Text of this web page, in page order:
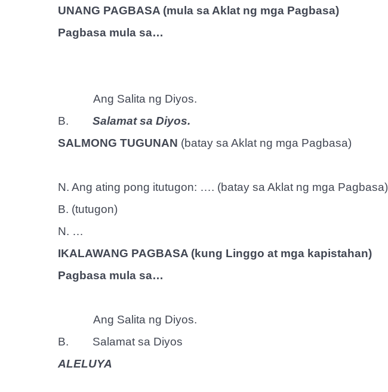
UNANG PAGBASA (mula sa Aklat ng mga Pagbasa)
Pagbasa mula sa…
Ang Salita ng Diyos.
B.
Salamat sa Diyos.
SALMONG TUGUNAN (batay sa Aklat ng mga Pagbasa)
N. Ang ating pong itutugon: …. (batay sa Aklat ng mga Pagbasa)
B. (tutugon)
N. …
IKALAWANG PAGBASA (kung Linggo at mga kapistahan)
Pagbasa mula sa…
Ang Salita ng Diyos.
B.
Salamat sa Diyos
ALELUYA